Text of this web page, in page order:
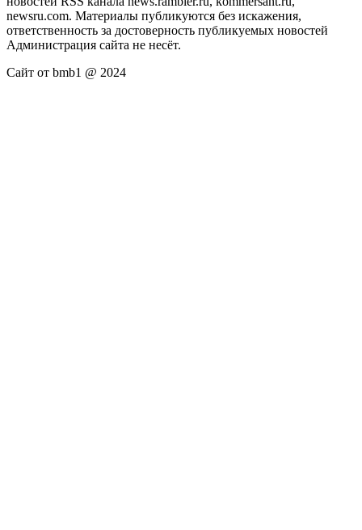
newsru.com. Материалы публикуются без искажения,
ответственность за достоверность публикуемых новостей
Администрация сайта не несёт.
Сайт от bmb1 @ 2024